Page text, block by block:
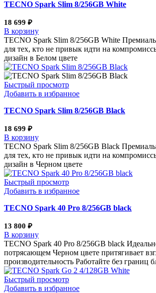
TECNO Spark Slim 8/256GB White
18 699 ₽
В корзину
TECNO Spark Slim 8/256GB White
для тех, кто не привык идти на
дизайн в Белом цвете
Быстрый просмотр
Добавить в избранное
TECNO Spark Slim 8/256GB Black
18 699 ₽
В корзину
TECNO Spark Slim 8/256GB Black
для тех, кто не привык идти на
дизайн в Черном цвете
Быстрый просмотр
Добавить в избранное
TECNO Spark 40 Pro 8/256GB black
13 800 ₽
В корзину
TECNO Spark 40 Pro 8/256GB black
потрясающем Черном цвете притягивает
производительность Работайте без границ
Быстрый просмотр
Добавить в избранное